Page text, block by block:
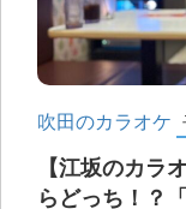
吹田のカラオケ
【江坂のカラ
らどっち！？